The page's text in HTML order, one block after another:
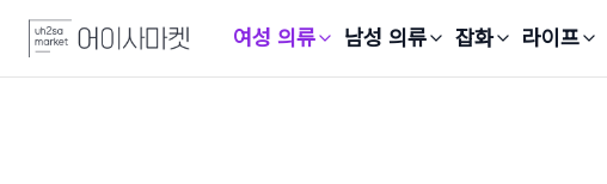
여성 의류 남성 의류 잡화 라이프